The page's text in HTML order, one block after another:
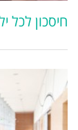
חיסכון